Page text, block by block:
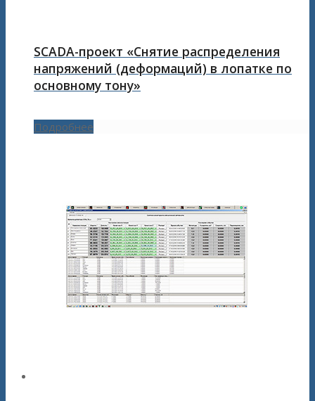
SCADA-проект «Снятие распределения
напряжений (деформаций) в лопатке по
основному тону»
Подробнее